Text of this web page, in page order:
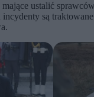
ustalić
incydenty są